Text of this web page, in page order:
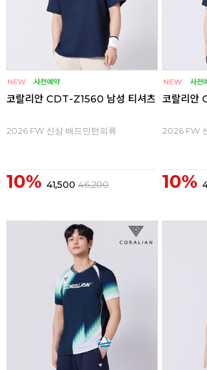
코랄리안 CDT-Z1560 남성 티셔츠
2026 FW 신상 배드민턴의류
10% 41,500 46,200
코랄리안
2026 FW
10%